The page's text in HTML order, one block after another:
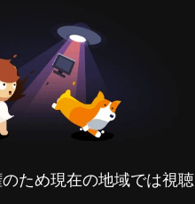
ため現在の地域では視